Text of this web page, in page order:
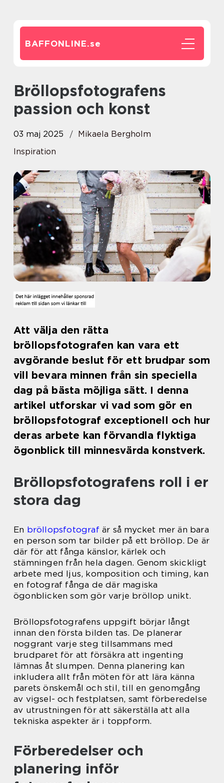
BAFFONLINE.se
Bröllopsfotografens
passion och konst
03 maj 2025
Mikaela Bergholm
Inspiration
Att välja den rätta
bröllopsfotografen kan vara ett
avgörande beslut för ett brudpar som
vill bevara minnen från sin speciella
dag på bästa möjliga sätt. I denna
artikel utforskar vi vad som gör en
bröllopsfotograf exceptionell och hur
deras arbete kan förvandla flyktiga
ögonblick till minnesvärda konstverk.
Bröllopsfotografens roll i er
stora dag
En bröllopsfotograf är så mycket mer än bara
en person som tar bilder på ett bröllop. De är
där för att fånga känslor, kärlek och
stämningen från hela dagen. Genom skickligt
arbete med ljus, komposition och timing, kan
en fotograf fånga de där magiska
ögonblicken som gör varje bröllop unikt.
Bröllopsfotografens uppgift börjar långt
innan den första bilden tas. De planerar
noggrant varje steg tillsammans med
brudparet för att försäkra att ingenting
lämnas åt slumpen. Denna planering kan
inkludera allt från möten för att lära känna
parets önskemål och stil, till en genomgång
av vigsel- och festplatsen, samt förberedelse
av utrustningen för att säkerställa att alla
tekniska aspekter är i toppform.
Förberedelser och
planering inför